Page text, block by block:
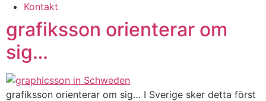
Kontakt
grafiksson orienterar om
sig…
grafiksson orienterar om sig… I Sverige sker detta först